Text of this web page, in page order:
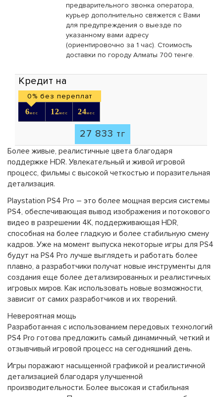
предварительного звонка оператора,
курьер дополнительно свяжется с Вами
для предупреждения о выезде по
указанному вами адресу
(ориентировочно за 1 час). Стоимость
доставки по городу Алматы 700 тенге.
Кредит на
0% без переплат
6мес 12мес 24мес
27 833 тг
Более живые, реалистичные цвета благодаря
поддержке HDR. Увлекательный и живой игровой
процесс, фильмы с высокой четкостью и поразительная
детализация.
Playstation PS4 Pro – это более мощная версия системы
PS4, обеспечивающая вывод изображения и потокового
видео в разрешении 4K, поддерживающая HDR,
способная на более гладкую и более стабильную смену
кадров. Уже на момент выпуска некоторые игры для PS4
будут на PS4 Pro лучше выглядеть и работать более
плавно, а разработчики получат новые инструменты для
создания еще более детализированных и реалистичных
игровых миров. Как использовать новые возможности,
зависит от самих разработчиков и их творений.
Невероятная мощь
Разработанная с использованием передовых технологий
PS4 Pro готова предложить самый динамичный, четкий и
отзывчивый игровой процесс на сегодняшний день.
Игры поражают насыщенной графикой и реалистичной
детализацией благодаря улучшенной
производительности. Более высокая и стабильная